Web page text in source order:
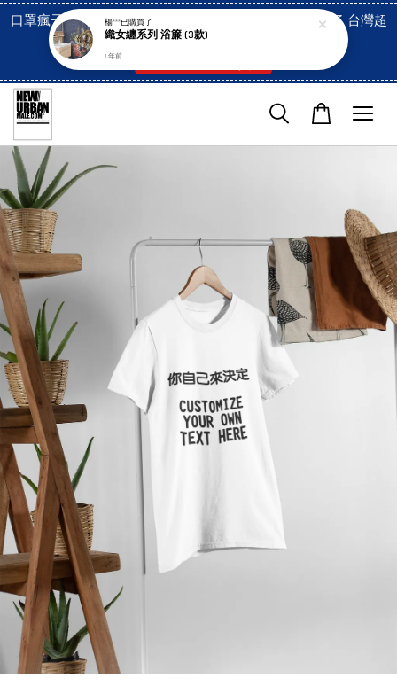
口罩瘋子官網, 放心訂購! 香港澳門信用卡付費已經開啓了 台灣超
市貨到付款也是!
楊***已購買了
織女纏系列 浴簾 (3款)
1 年前